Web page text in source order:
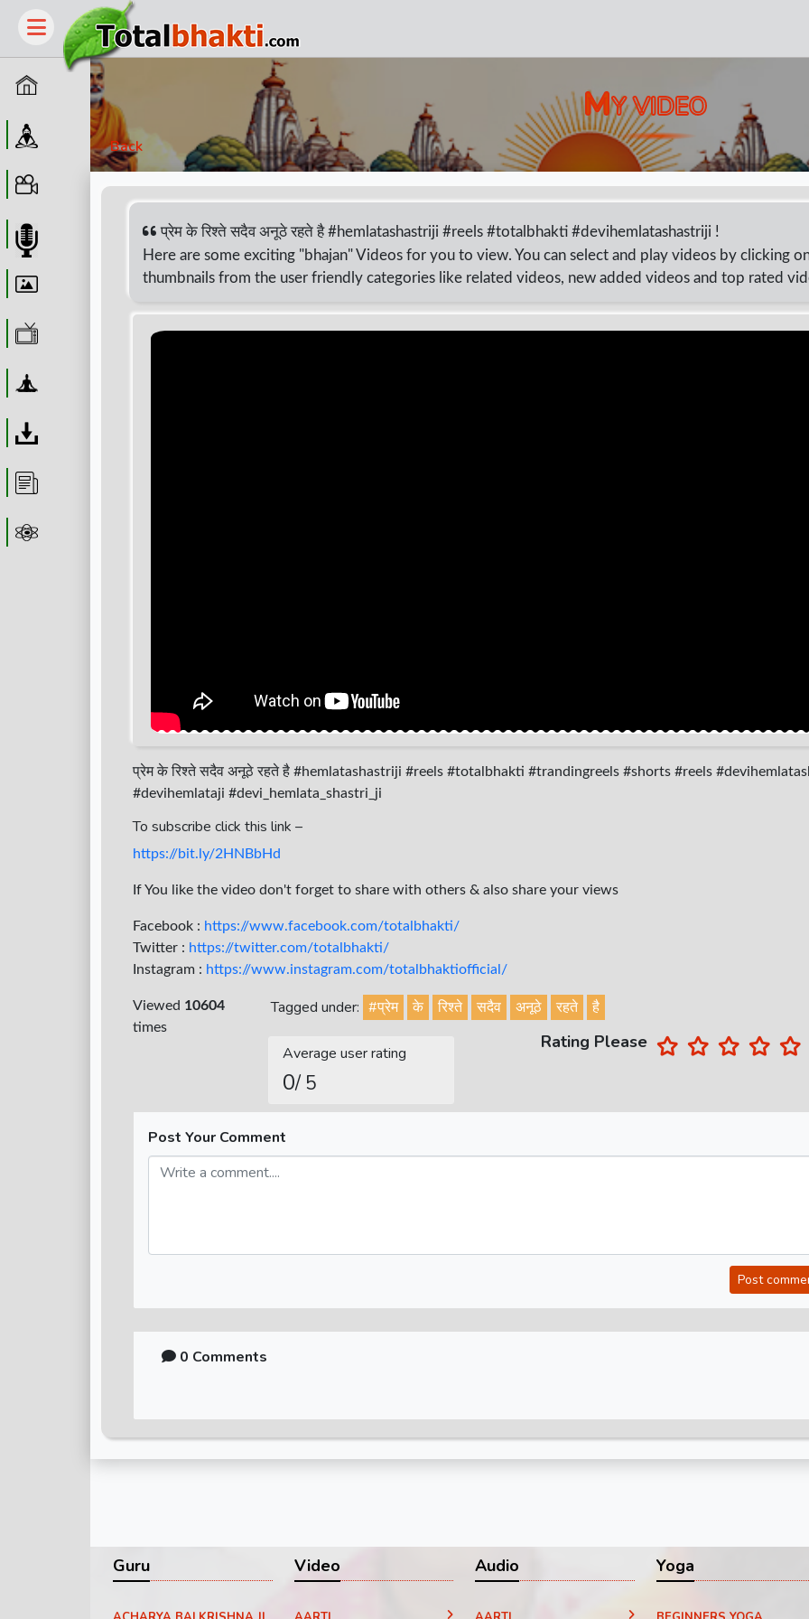
Home
Guru
MY VIDEO
Back
प्रेम के रिश्ते सदैव अनूठे रहते है #hemlatashastriji #reels #totalbhakti #devihemlatashastriji !
Here are some exciting "bhajan" Videos for you to view. You can select and play videos by clicking
thumbnails from the user friendly categories like related videos, new added videos and top rated
प्रेम के रिश्ते सदैव अनूठे रहते है #hemlatashastriji #reels #totalbhakti #trandingreels #shorts #reels
#devihemlataji #devi_hemlata_shastri_ji
To subscribe click this link –
https://bit.ly/2HNBbHd
If You like the video don't forget to share with others & also share your views
Facebook : https://www.facebook.com/totalbhakti/
Twitter : https://twitter.com/totalbhakti/
Instagram : https://www.instagram.com/totalbhaktiofficial/
Viewed 10604
times
Tagged under: #प्रेम के रिश्ते सदैव अनूठे रहते है
Average user rating
0/ 5
Rating Please
Post Your Comment
Post
0 Comments
Guru Video Audio Yoga